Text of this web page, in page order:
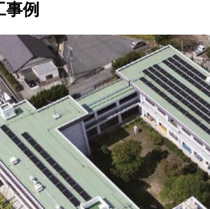
事例